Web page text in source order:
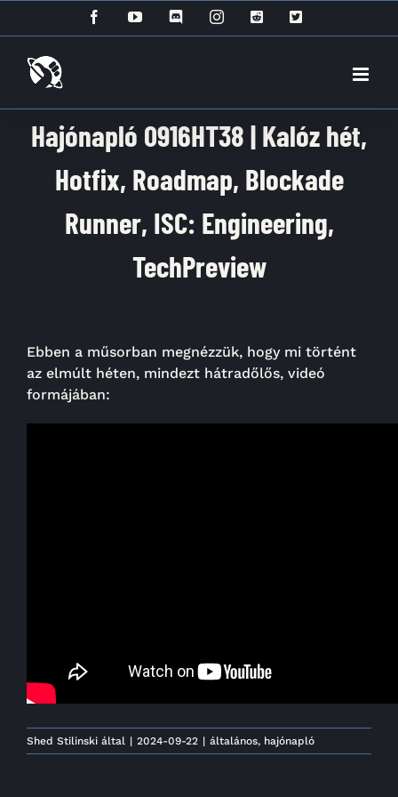
FacebookYouTube DiscordInstagramRedditX
Hajónapló 0916HT38 | Kalóz hét,
Hotfix, Roadmap, Blockade
Runner, ISC: Engineering,
TechPreview
Ebben a műsorban megnézzük, hogy mi történt
az elmúlt héten, mindezt hátradőlős, videó
formájában:
Shed Stilinski által | 2024-09-22 | általános, hajónapló